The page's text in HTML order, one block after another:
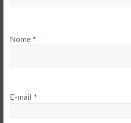
Nome *
E-mail *